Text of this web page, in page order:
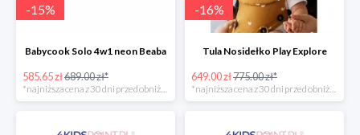
-15%
Babycook Solo 4w1 neon Beaba
585.65 zł689.00 zł*
-16%
Tula Nosidełko Play Explore
649.00 zł775.00 zł*